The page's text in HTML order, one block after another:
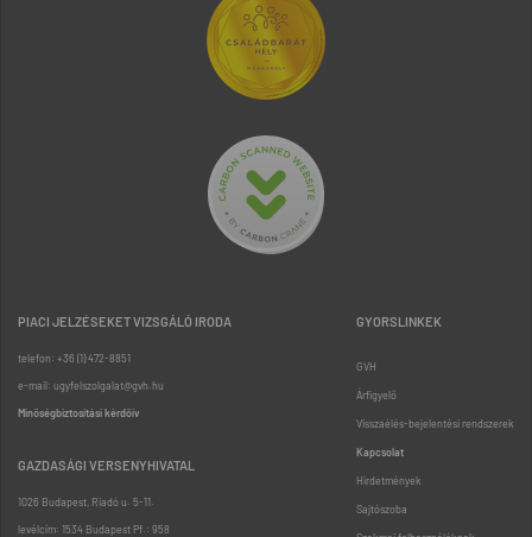
PIACI JELZÉSEKET VIZSGÁLÓ IRODA
telefon: +36 (1) 472-8851
e-mail: ugyfelszolgalat@gvh.hu
Minőségbiztosítási kérdőív
GAZDASÁGI VERSENYHIVATAL
1026 Budapest, Riadó u. 5-11.
levélcím: 1534 Budapest Pf.: 958
GYORSLINKEK
GVH
Árfigyelő
Visszaélés-bejelentési rendszerek
Kapcsolat
Hirdetmények
Sajtószoba